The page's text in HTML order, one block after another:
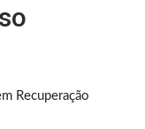
Recuperação